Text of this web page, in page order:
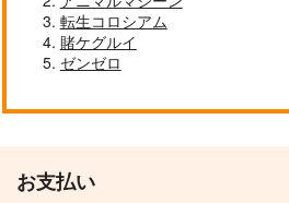
転生コロシアム
賭ケグルイ
ゼンゼロ
お支払い